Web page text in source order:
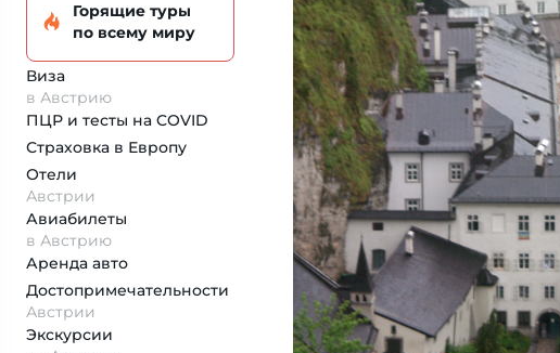
Горящие туры
по всему миру
Виза
в Австрию
ПЦР и тесты на COVID
Страховка в Европу
Отели
Австрии
Авиабилеты
в Австрию
Аренда авто
Достопримеча­тельности
Австрии
Экскурсии